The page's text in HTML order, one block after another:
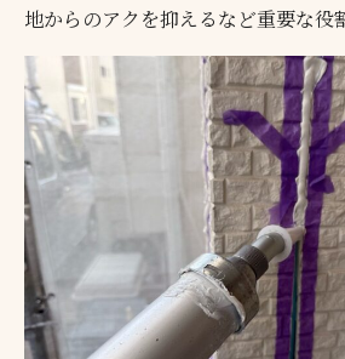
地からのアクを抑えるなど重要な役